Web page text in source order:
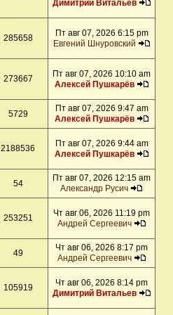
Димитрий Витальев
285658
Пт авг 07, 2026 6:15 pm
Евгений Шнуровский
273667
Пт авг 07, 2026 10:10 am
Алексей Пушкарёв
5729
Пт авг 07, 2026 9:47 am
Алексей Пушкарёв
2188536
Пт авг 07, 2026 9:44 am
Алексей Пушкарёв
54
Пт авг 07, 2026 12:15 am
Александр Русич
253251
Чт авг 06, 2026 11:19 pm
Андрей Сергеевич
49
Чт авг 06, 2026 8:17 pm
Андрей Сергеевич
105919
Чт авг 06, 2026 8:14 pm
Димитрий Витальев